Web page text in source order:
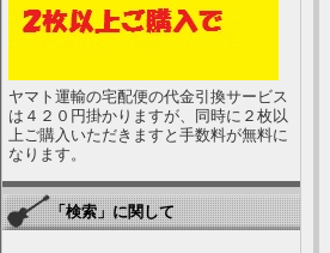
ヤマト運輸の宅配便の代金引換サービス
は４２０円掛かりますが、同時に２枚以
上ご購入いただきますと手数料が無料に
なります。
「検索」に関して